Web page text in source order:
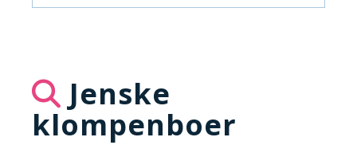
Jenske
klompenboer